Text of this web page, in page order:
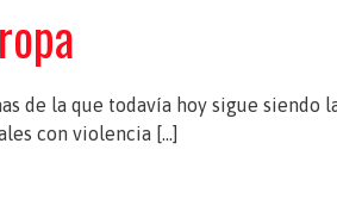
de la que todavía hoy sigue siendo
con violencia […]